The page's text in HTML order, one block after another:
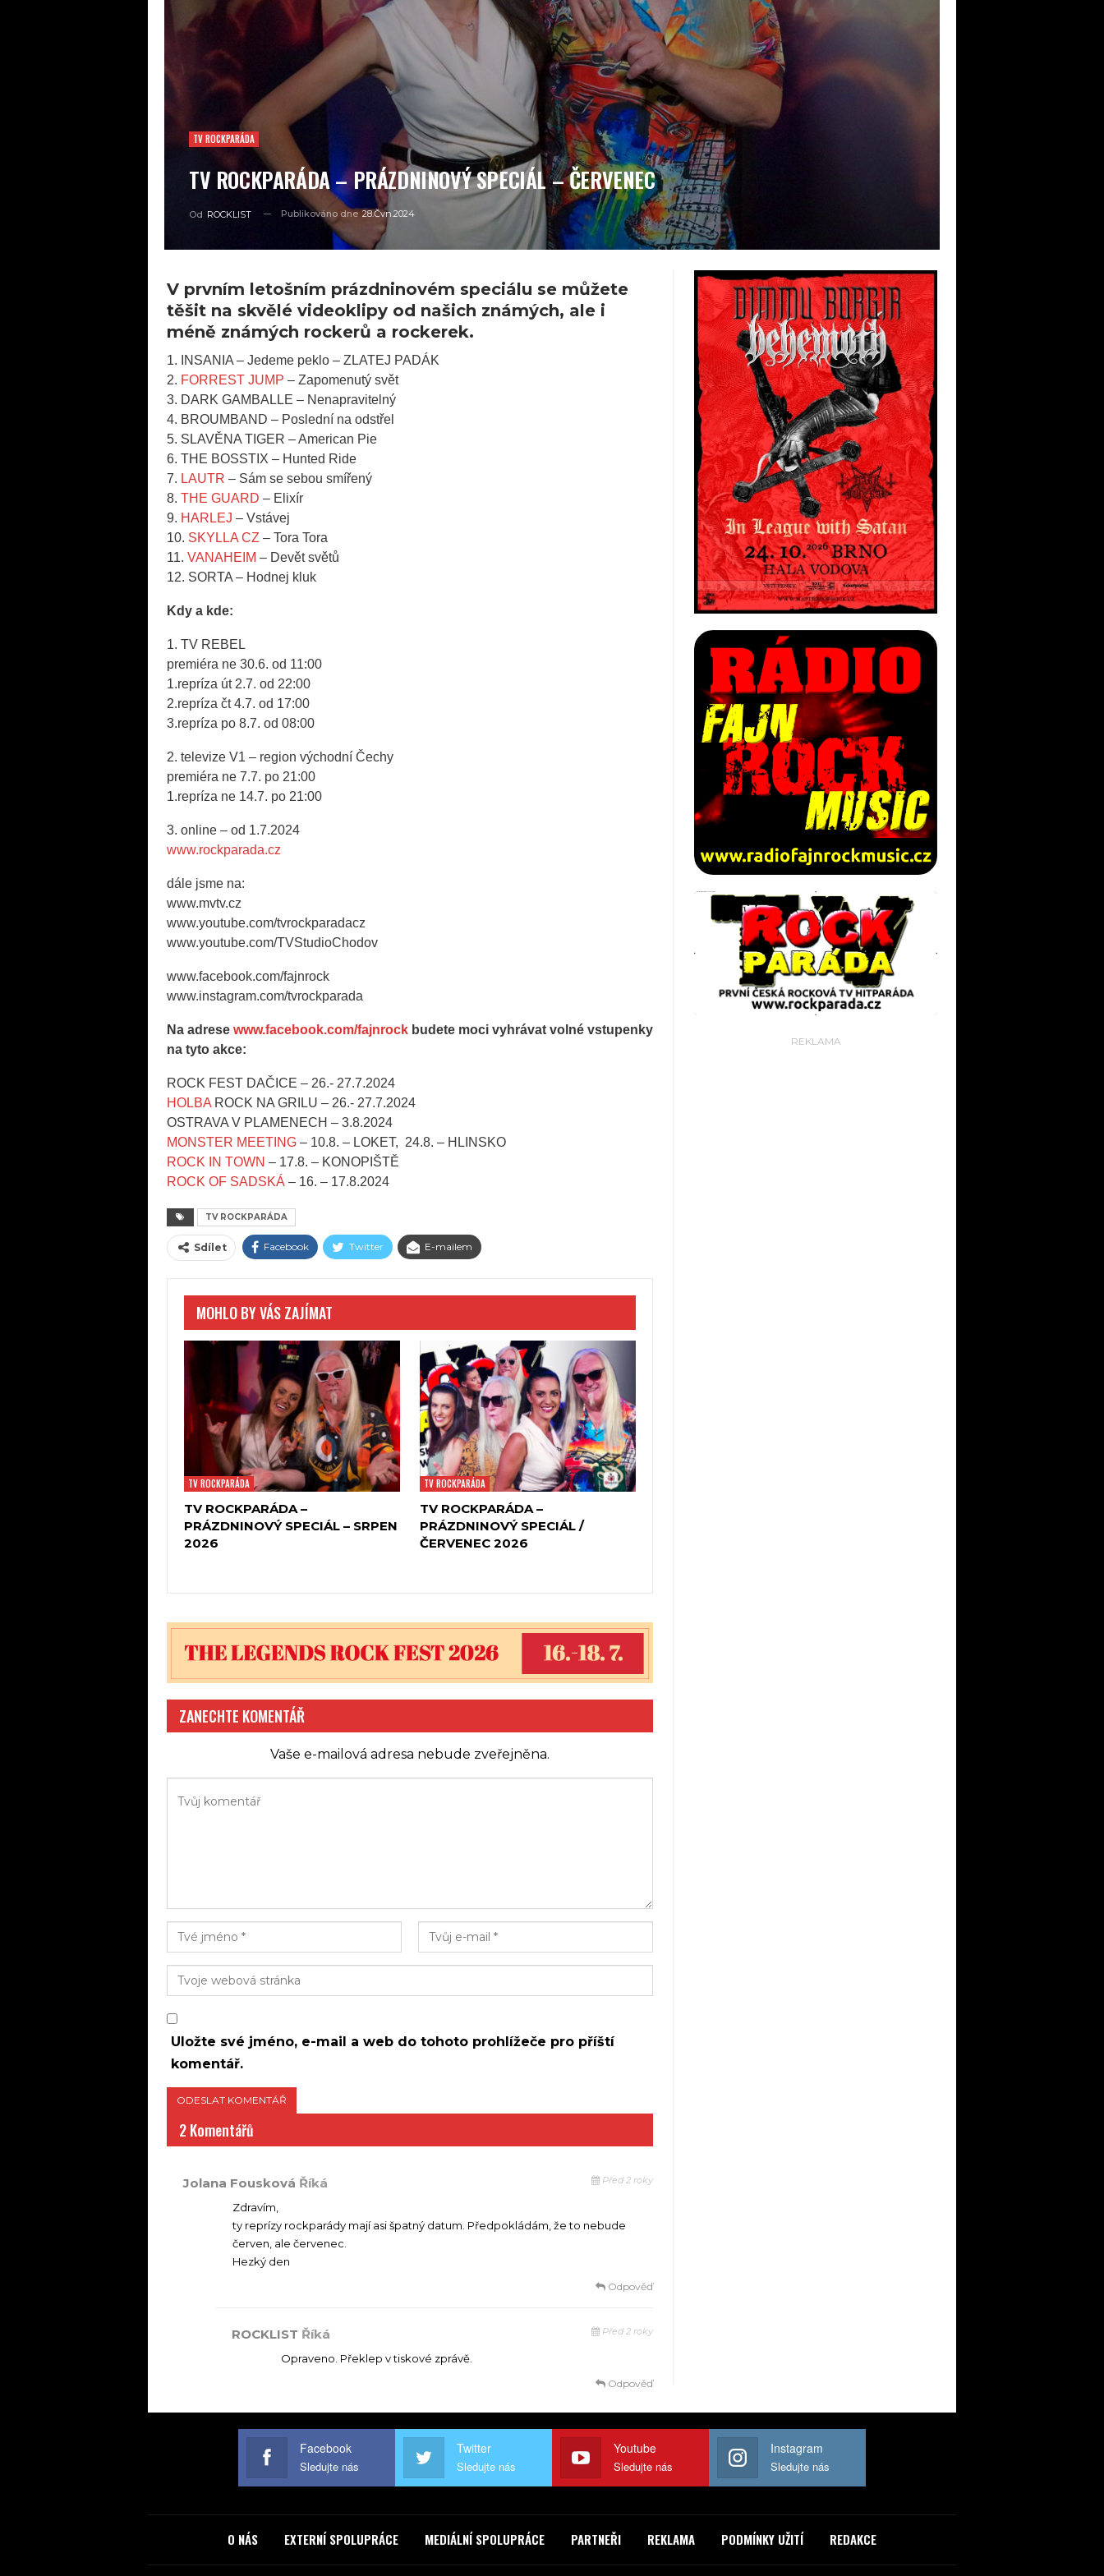
TV ROCKPARÁDA
TV ROCKPARÁDA – PRÁZDNINOVÝ SPECIÁL – ČERVENEC
Od ROCKLIST Publikováno dne28.Čvn.2024
V prvním letošním prázdninovém speciálu se můžete
těšit na skvělé videoklipy od našich známých, ale i
méně známých rockerů a rockerek.
1. INSANIA – Jedeme peklo – ZLATEJ PADÁK
2. FORREST JUMP – Zapomenutý svět
3. DARK GAMBALLE – Nenapravitelný
4. BROUMBAND – Poslední na odstřel
5. SLAVĚNA TIGER – American Pie
6. THE BOSSTIX – Hunted Ride
7. LAUTR – Sám se sebou smířený
8. THE GUARD – Elixír
9. HARLEJ – Vstávej
10. SKYLLA CZ – Tora Tora
11. VANAHEIM – Devět světů
12. SORTA – Hodnej kluk
Kdy a kde:
1. TV REBEL
premiéra ne 30.6. od 11:00
1.repríza út 2.7. od 22:00
2.repríza čt 4.7. od 17:00
3.repríza po 8.7. od 08:00
2. televize V1 – region východní Čechy
premiéra ne 7.7. po 21:00
1.repríza ne 14.7. po 21:00
3. online – od 1.7.2024
www.rockparada.cz
dále jsme na:
www.mvtv.cz
www.youtube.com/tvrockparadacz
www.youtube.com/TVStudioChodov
www.facebook.com/fajnrock
www.instagram.com/tvrockparada
Na adrese www.facebook.com/fajnrockbudete moci vyhrávat volné vstupenky
na tyto akce:
ROCK FEST DAČICE – 26.- 27.7.2024
HOLBAROCK NA GRILU – 26.- 27.7.2024
OSTRAVA V PLAMENECH – 3.8.2024
MONSTER MEETING– 10.8. – LOKET, 24.8. – HLINSKO
ROCK IN TOWN – 17.8. – KONOPIŠTĚ
ROCK OF SADSKÁ – 16. – 17.8.2024
TV ROCKPARÁDA
Sdílet Facebook Twitter E-mailem
MOHLO BY VÁS ZAJÍMAT
TV ROCKPARÁDA
TV ROCKPARÁDA –
PRÁZDNINOVÝ SPECIÁL – SRPEN
2026
TV ROCKPARÁDA
TV ROCKPARÁDA –
PRÁZDNINOVÝ SPECIÁL /
ČERVENEC 2026
ZANECHTE KOMENTÁŘ
Vaše e-mailová adresa nebude zveřejněna.
Uložte své jméno, e-mail a web do tohoto prohlížeče pro příští
komentář.
2 Komentářů
Jolana Fousková Říká Před 2 roky
Zdravím,
ty reprízy rockparády mají asi špatný datum. Předpokládám, že to nebude
červen, ale červenec.
Hezký den
Odpověď
ROCKLIST Říká Před 2 roky
Opraveno. Překlep v tiskové zprávě.
Odpověď
REKLAMA
Facebook
Sledujte nás
Twitter
Sledujte nás
Youtube
Sledujte nás
Instagram
Sledujte nás
O NÁS EXTERNÍ SPOLUPRÁCE MEDIÁLNÍ SPOLUPRÁCE PARTNEŘI REKLAMA PODMÍNKY UŽITÍ REDAKCE